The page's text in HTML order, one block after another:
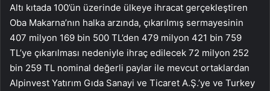
Altı kıtada 100’ün üzerinde ülkeye ihracat gerçekleştiren
Oba Makarna’nın halka arzında, çıkarılmış sermayesinin
407 milyon 169 bin 500 TL’den 479 milyon 421 bin 759
TL’ye çıkarılması nedeniyle ihraç edilecek 72 milyon 252
bin 259 TL nominal değerli paylar ile mevcut ortaklardan
Alpinvest Yatırım Gıda Sanayi ve Ticaret A.Ş.’ye ve Turkey